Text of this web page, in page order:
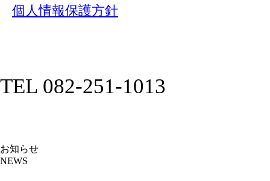
個人情報保護方針
TEL 082-251-1013
お知らせ
NEWS